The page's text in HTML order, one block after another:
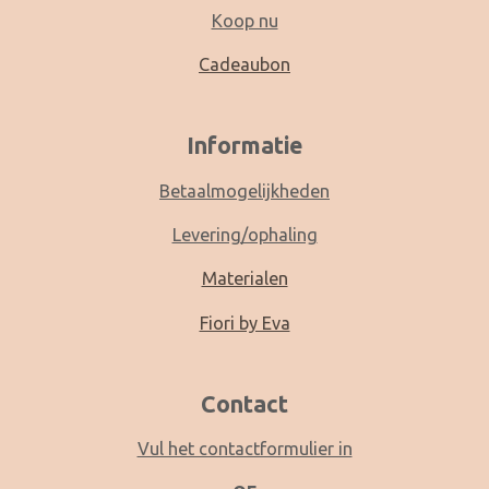
Koop nu
Cadeaubon
Informatie
Betaalmogelijkheden
Levering/ophaling
Materialen
Fiori by Eva
Contact
Vul het contactformulier in